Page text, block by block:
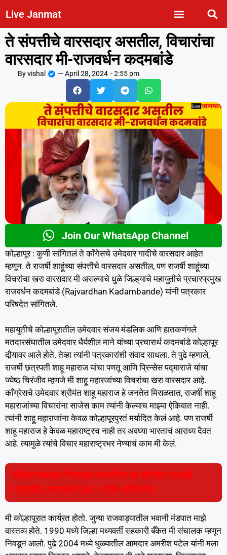
Live Janmat
ते संपत्तीचे वारसदार असतील, विचारांचा
वारसदार मी-राजवर्धन कदमबांडे
Byvishal —April 28, 2024 -2:55 pm
Join Our WhatsApp Channel
कोल्हापूर : कुणी सांगितलं ते कॉंगेसचे उमेदवार गादीचे वारसदार आहेत
म्हणून. ते राजर्षी शाहूंच्या संपत्तीचे वारसदार असतील, पण राजर्षी शाहूंच्या
विचरांचा खरा वारसदार मी असल्याचे धुळे जिल्ह्‌याचे महायुतीचे प्रचारप्रमुख
राजवर्धन कदमबांडे (Rajvardhan Kadambande) यांनी पत्रकार
परिषदेत सांगितले.
महायुतीचे कोल्हापूरातील उमेदवार संजय मंडलिक आणि हातकणंगले
मतदारसंघातील उमेदवार धैर्यशील माने यांच्या प्रचारार्थ कदमबांडे कोल्हापूर
दौ़र्‍यावर आले होते. तेव्हा त्यांनी पत्रकारांशी संवाद साधला. ते पुढे म्हणाले,
राजर्षी छत्रपती शाहू महाराज यांचा पणतू आणि प्रिन्सेस पद्माराजे यांचा
ज्येष्ठ चिरंजीव म्हणजे मी शाहू महारजांच्या विचरांचा खरा वारसदार आहे.
कॉंग्रेसचे उमेदवार श्रीमंत शाहू महाराज हे जनतेत मिसळतात, राजर्षी शाहू
महाराजांच्या विचारांना साजेस काम त्यांनी केल्याच माझ्या ऐकिवात नाही.
त्यांनी शाहू महाराजांना केवळ कोल्हापूरपुरतं मर्यादित केलं आहे. पण राजर्षी
शाहू महाराज हे केवळ महाराष्ट्रच नाही तर अवघ्या भारताचं आराध्य दैवत
आहे. त्यामुळे त्यांचे विचार महाराष्ट्रभर नेण्याचं काम मी केलं.
संविधानाबाबत गैरसमज पसरविणाऱ्या कॉंग्रेस राक्षसी
प्रवूत्तीला कायमचे गाढा -राजेश क्षीरसागर
मी कोल्हापूरात कार्यऱत होतो. जुन्या राजवाड्यातील भवानी मंडपात माझे
वास्तव्य होते. 1990 मध्ये जिल्हा मध्यवर्ती सहकारी बँकेत मी संचालक म्हणून
निवडून आलो. पुढे 2004 मध्ये धुळ्यातील आमदार अमरीश पटेल यांनी मला